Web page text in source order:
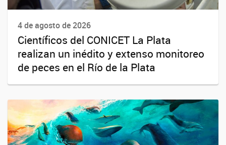
4 de agosto de 2026
Científicos del CONICET La Plata
realizan un inédito y extenso monitoreo
de peces en el Río de la Plata